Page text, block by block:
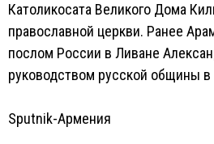
Католикосата Великого Дома
православной церкви. Ранее
послом России в Ливане
руководством русской общины в
Sputnik-Армения